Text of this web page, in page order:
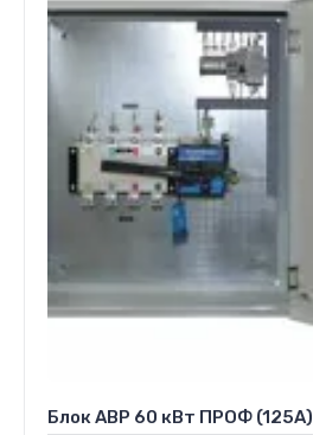
Блок АВР 60 кВт ПРОФ (125А)